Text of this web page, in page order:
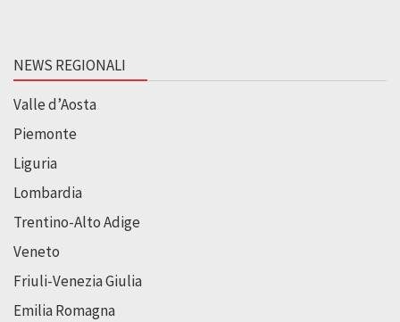
NEWS REGIONALI
Valle d’Aosta
Piemonte
Liguria
Lombardia
Trentino-Alto Adige
Veneto
Friuli-Venezia Giulia
Emilia Romagna